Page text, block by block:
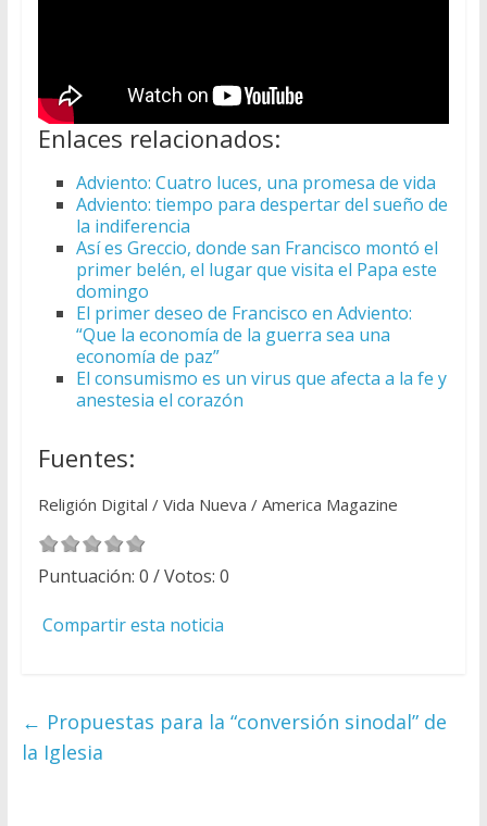
Enlaces relacionados:
Adviento: Cuatro luces, una promesa de vida
Adviento: tiempo para despertar del sueño de
la indiferencia
Así es Greccio, donde san Francisco montó el
primer belén, el lugar que visita el Papa este
domingo
El primer deseo de Francisco en Adviento:
“Que la economía de la guerra sea una
economía de paz”
El consumismo es un virus que afecta a la fe y
anestesia el corazón
Fuentes:
Religión Digital / Vida Nueva / America Magazine
Puntuación: 0 / Votos: 0
Compartir esta noticia
← Propuestas para la “conversión sinodal” de
la Iglesia